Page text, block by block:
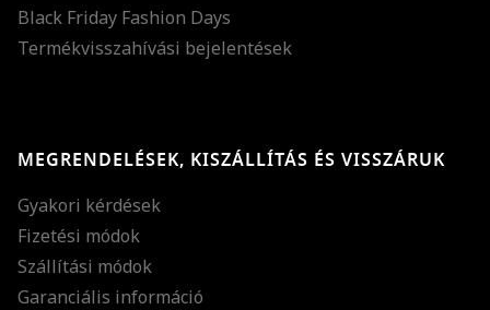
Black Friday Fashion Days
Termékvisszahívási bejelentések
MEGRENDELÉSEK, KISZÁLLÍTÁS ÉS VISSZÁRUK
Gyakori kérdések
Fizetési módok
Szállítási módok
Garanciális információ